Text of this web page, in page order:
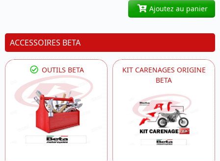
Ajoutez au panier
ACCESSOIRES BETA
OUTILS BETA
KIT CARENAGES ORIGINE
BETA